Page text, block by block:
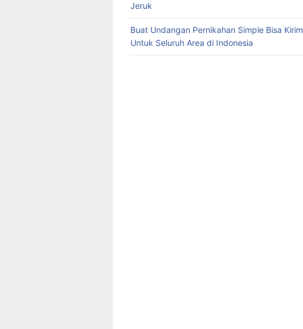
Jeruk
Buat Undangan Pernikahan Simple Bisa Kirim
Untuk Seluruh Area di Indonesia